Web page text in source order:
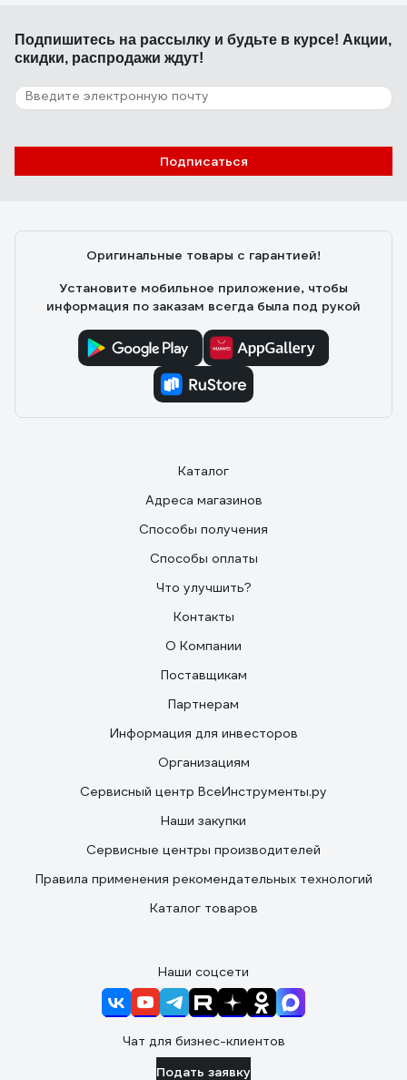
Подпишитесь на рассылку и будьте в курсе! Акции,
скидки, распродажи ждут!
Подписаться
Оригинальные товары с гарантией!
Установите мобильное приложение, чтобы
информация по заказам всегда была под рукой
Каталог
Адреса магазинов
Способы получения
Способы оплаты
Что улучшить?
Контакты
О Компании
Поставщикам
Партнерам
Информация для инвесторов
Организациям
Сервисный центр ВсеИнструменты.ру
Наши закупки
Сервисные центры производителей
Правила применения рекомендательных технологий
Каталог товаров
Наши соцсети
Чат для бизнес-клиентов
Подать заявку